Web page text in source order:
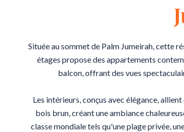
Située au sommet de Palm Jumeirah, cette
étages propose des appartements
balcon, offrant des vues
Les intérieurs, conçus avec élégance,
bois brun, créant une ambiance
classe mondiale tels qu'une plage privée,